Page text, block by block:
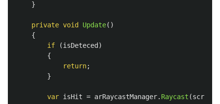
}
private void Update()
{
if
(isDeteced )
{
return;
}
var isHit = arRaycastManager. Raycast (